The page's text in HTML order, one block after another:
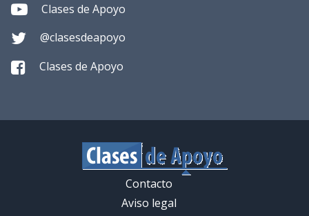
Clases de Apoyo
@clasesdeapoyo
Clases de Apoyo
Contacto
Aviso legal